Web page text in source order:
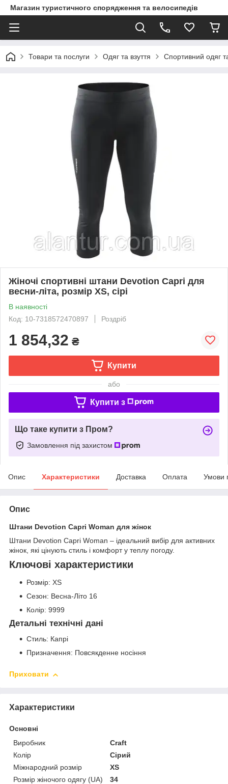
Магазин туристичного спорядження та велосипедів
Товари та послуги Одяг та взуття Спортивний одяг
Жіночі спортивні штани Devotion Capri для
весни-літа, розмір XS, сірі
В наявності
Код: 10-7318572470897
Роздріб
1 854,32 ₴
Купити
або
Купити з
Що таке купити з Пром?
Замовлення під захистом
Опис Характеристики Доставка Оплата Умови
Опис
Штани Devotion Capri Woman для жінок
Штани Devotion Capri Woman – ідеальний вибір для активних
жінок, які цінують стиль і комфорт у теплу погоду.
Ключові характеристики
Розмір: XS
Сезон: Весна-Літо 16
Колір: 9999
Детальні технічні дані
Стиль: Капрі
Призначення: Повсякденне носіння
Приховати
Характеристики
Основні
Виробник
Craft
Колір
Сірий
Міжнародний розмір
XS
Розмір жіночого одягу (UA)
34